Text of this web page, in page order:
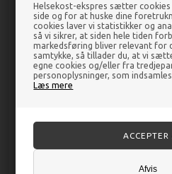
Helsekost-ekspres sætter
side og for at huske dine
cookies laver vi statistikker og
så vi sikrer, at siden hele tiden
markedsføring bliver relevant for
samtykke, så tillader du, at vi
egne cookies og/eller fra
personoplysninger, som
Læs mere
Afvis
DKK 11,00